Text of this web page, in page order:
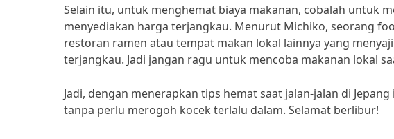
Selain itu, untuk menghemat biaya makanan, cobalah untuk
menyediakan harga terjangkau. Menurut Michiko, seorang
restoran ramen atau tempat makan lokal lainnya yang
terjangkau. Jadi jangan ragu untuk mencoba makanan lokal
Jadi, dengan menerapkan tips hemat saat jalan-jalan di
tanpa perlu merogoh kocek terlalu dalam. Selamat berlibur!